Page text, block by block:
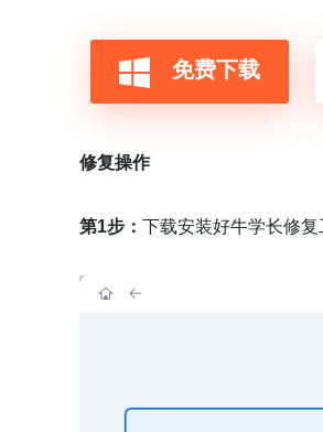
免费下载
修复操作
第1步： 下载安装好牛学长修复